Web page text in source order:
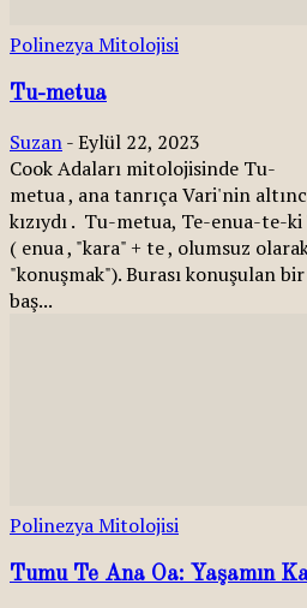
Polinezya Mitolojisi
Tu-metua
Suzan-Eylül 22, 2023
Cook Adaları mitolojisinde Tu-
metua , ana tanrıça Vari'nin
kızıydı . Tu-metua, Te-enua-te-ki
( enua , "kara" + te , olumsuz
"konuşmak"). Burası konuşulan
baş...
Polinezya Mitolojisi
Tumu Te Ana Oa: Yaşamın